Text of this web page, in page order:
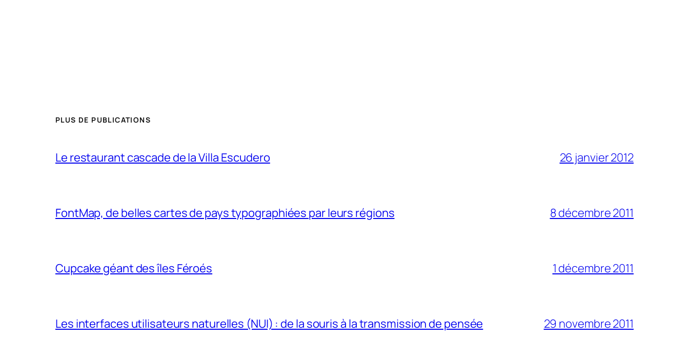
PLUS DE PUBLICATIONS
Le restaurant cascade de la Villa Escudero 26 janvier 2012
FontMap, de belles cartes de pays typographiées par leurs régions 8 décembre 2011
Cupcake géant des îles Féroés 1 décembre 2011
Les interfaces utilisateurs naturelles (NUI) : de la souris à la transmission de pensée 29 novembre 2011